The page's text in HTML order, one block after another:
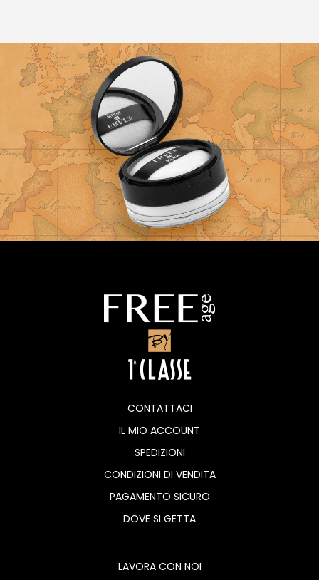
CONTATTACI
IL MIO ACCOUNT
SPEDIZIONI
CONDIZIONI DI VENDITA
PAGAMENTO SICURO
DOVE SI GETTA
LAVORA CON NOI